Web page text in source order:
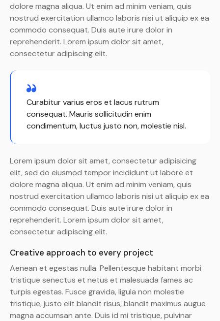
dolore magna aliqua. Ut enim ad minim veniam, quis
nostrud exercitation ullamco laboris nisi ut aliquip ex ea
commodo consequat. Duis aute irure dolor in
reprehenderit. Lorem ipsum dolor sit amet,
consectetur adipiscing elit.
Curabitur varius eros et lacus rutrum
consequat. Mauris sollicitudin enim
condimentum, luctus justo non, molestie nisl.
Lorem ipsum dolor sit amet, consectetur adipisicing
elit, sed do eiusmod tempor incididunt ut labore et
dolore magna aliqua. Ut enim ad minim veniam, quis
nostrud exercitation ullamco laboris nisi ut aliquip ex ea
commodo consequat. Duis aute irure dolor in
reprehenderit. Lorem ipsum dolor sit amet,
consectetur adipiscing elit.
Creative approach to every project
Aenean et egestas nulla. Pellentesque habitant morbi
tristique senectus et netus et malesuada fames ac
turpis egestas. Fusce gravida, ligula non molestie
tristique, justo elit blandit risus, blandit maximus augue
magna accumsan ante. Duis id mi tristique, pulvinar